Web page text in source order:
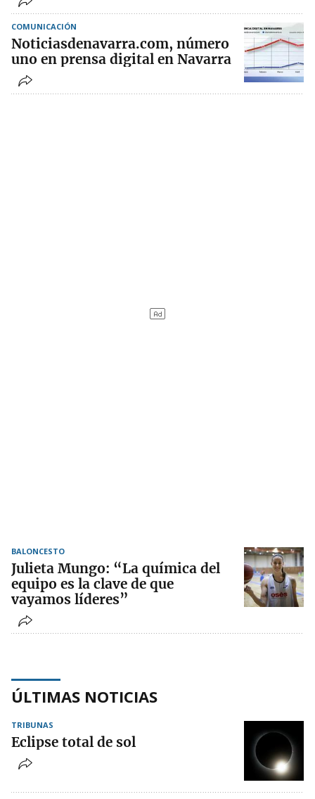
COMUNICACIÓN
Noticiasdenavarra.com, número
uno en prensa digital en Navarra
BALONCESTO
Julieta Mungo: “La química del
equipo es la clave de que
vayamos líderes”
ÚLTIMAS NOTICIAS
TRIBUNAS
Eclipse total de sol